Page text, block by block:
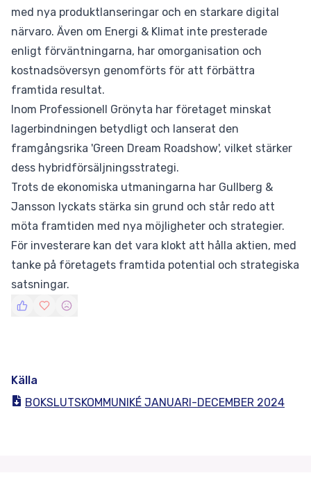
med nya produktlanseringar och en starkare digital
närvaro. Även om Energi & Klimat inte presterade
enligt förväntningarna, har omorganisation och
kostnadsöversyn genomförts för att förbättra
framtida resultat.
Inom Professionell Grönyta har företaget minskat
lagerbindningen betydligt och lanserat den
framgångsrika 'Green Dream Roadshow', vilket stärker
dess hybridförsäljningsstrategi.
Trots de ekonomiska utmaningarna har Gullberg &
Jansson lyckats stärka sin grund och står redo att
möta framtiden med nya möjligheter och strategier.
För investerare kan det vara klokt att hålla aktien, med
tanke på företagets framtida potential och strategiska
satsningar.
Källa
BOKSLUTSKOMMUNIKÉ JANUARI-DECEMBER 2024